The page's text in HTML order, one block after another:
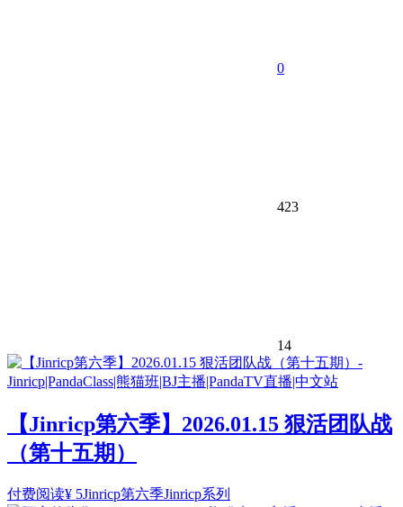
0
423
14
【Jinricp第六季】2026.01.15 狠活团队战
（第十五期）
付费阅读¥ 5Jinricp第六季Jinricp系列